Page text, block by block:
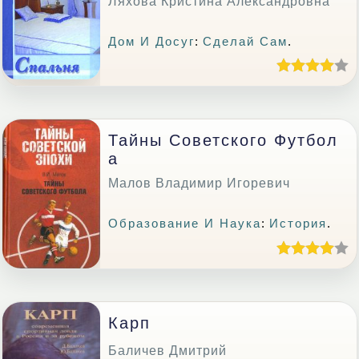
Дом И Досуг:Сделай Сам.
Тайны Советского Футбол
А
Малов Владимир Игоревич
Образование И Наука: История .
Карп
Баличев Дмитрий